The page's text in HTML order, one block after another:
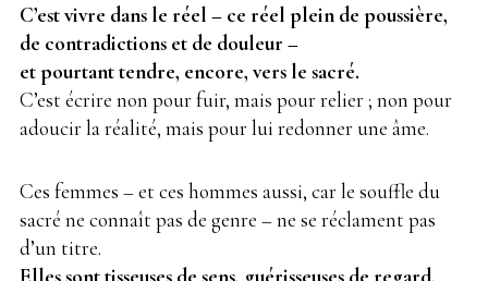
C’est vivre dans le réel – ce réel plein de poussière,
de contradictions et de douleur –
et pourtant tendre, encore, vers le sacré.
C’est écrire non pour fuir, mais pour relier ; non pour
adoucir la réalité, mais pour lui redonner une âme.
Ces femmes – et ces hommes aussi, car le souffle du
sacré ne connaît pas de genre – ne se réclament pas
d’un titre.
Elles sont tisseuses de sens, guérisseuses de regard,